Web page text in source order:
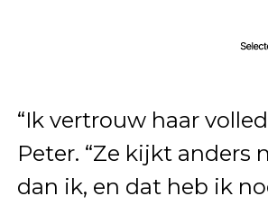
“Ik vertrouw haar
Peter. “Ze kijkt anders
dan ik, en dat heb ik